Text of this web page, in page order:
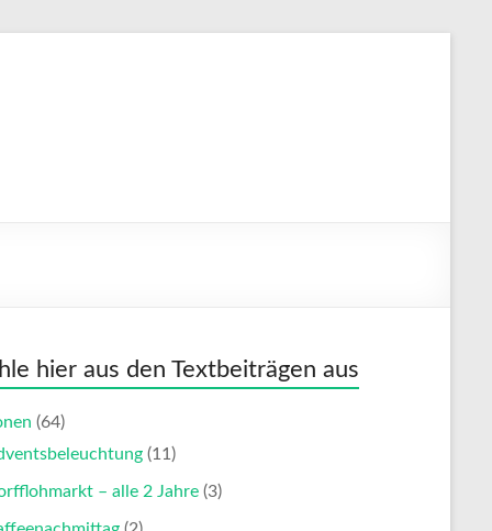
hier aus den Textbeiträgen aus
(64)
(11)
– alle 2 Jahre (3)